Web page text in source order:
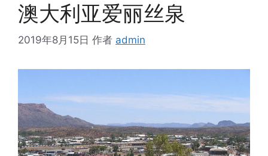
澳大利亚爱丽丝泉
2019年8月15日 作者 admin